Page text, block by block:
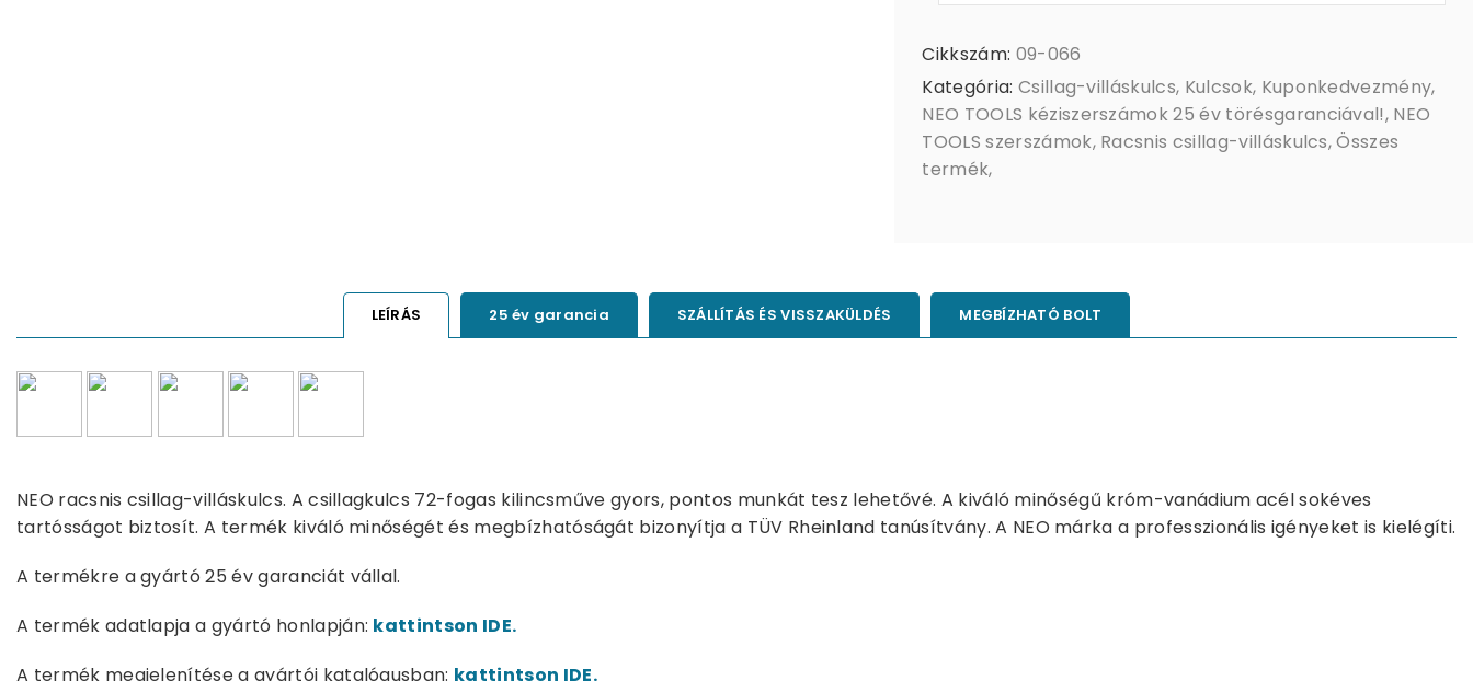
Cikkszám: 09-066
Kategória: Csillag-villáskulcs, Kulcsok, Kuponkedvezmény,
NEO TOOLS kéziszerszámok 25 év törésgaranciával!, NEO
TOOLS szerszámok, Racsnis csillag-villáskulcs,Összes
termék,
LEÍRÁS 25 év garancia SZÁLLÍTÁS ÉS VISSZAKÜLDÉS MEGBÍZHATÓ BOLT
NEO racsnis csillag-villáskulcs. A csillagkulcs 72-fogas kilincsműve gyors, pontos munkát tesz lehetővé. A kiváló minőségű króm-vanádium acél sokéves
tartósságot biztosít. A termék kiváló minőségét és megbízhatóságát bizonyítja a TÜV Rheinland tanúsítvány. A NEO márka a professzionális igényeket is kielégíti.
A termékre a gyártó 25 év garanciát vállal.
A termék adatlapja a gyártó honlapján: kattintson IDE.
A termék megjelenítése a gyártói katalógusban: kattintson IDE.